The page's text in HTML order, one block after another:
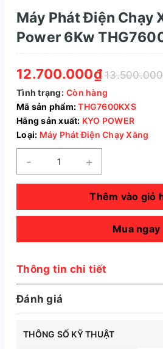
Máy Phát Điện Chạy
Power 6Kw
12.700.000₫
Tình trạng: Còn hàng
Mã sản phẩm:THG7600KXS
Hãng sản xuất: KYO POWER
Loại: Máy Phát Điện Chạy Xăng
- +
Thêm vào giỏ
Mua ngay
Thông tin chi tiết
Đánh giá
THÔNG SỐ KỸ THUẬT